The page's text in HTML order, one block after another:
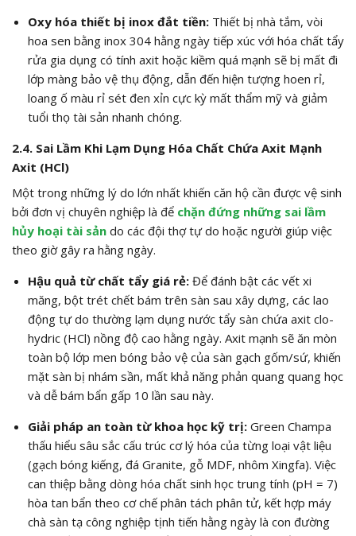
Oxy hóa thiết bị inox đắt tiền:Thiết bị nhà tắm, vòi
hoa sen bằng inox 304 hằng ngày tiếp xúc với hóa chất tẩy
rửa gia dụng có tính axit hoặc kiềm quá mạnh sẽ bị mất đi
lớp màng bảo vệ thụ động, dẫn đến hiện tượng hoen rỉ,
loang ố màu rỉ sét đen xỉn cực kỳ mất thẩm mỹ và giảm
tuổi thọ tài sản nhanh chóng.
2.4. Sai Lầm Khi Lạm Dụng Hóa Chất Chứa Axit Mạnh
Axit (HCl)
Một trong những lý do lớn nhất khiến căn hộ cần được vệ sinh
bởi đơn vị chuyên nghiệp là để chặn đứng những sai lầm
hủy hoại tài sản do các đội thợ tự do hoặc người giúp việc
theo giờ gây ra hằng ngày.
Hậu quả từ chất tẩy giá rẻ:Để đánh bật các vết xi
măng, bột trét chết bám trên sàn sau xây dựng, các lao
động tự do thường lạm dụng nước tẩy sàn chứa axit clo-
hydric (HCl) nồng độ cao hằng ngày. Axit mạnh sẽ ăn mòn
toàn bộ lớp men bóng bảo vệ của sàn gạch gốm/sứ, khiến
mặt sàn bị nhám sần, mất khả năng phản quang quang học
và dễ bám bẩn gấp 10 lần sau này.
Giải pháp an toàn từ khoa học kỹ trị:Green Champa
thấu hiểu sâu sắc cấu trúc cơ lý hóa của từng loại vật liệu
(gạch bóng kiếng, đá Granite, gỗ MDF, nhôm Xingfa). Việc
can thiệp bằng dòng hóa chất sinh học trung tính (pH = 7)
hòa tan bẩn theo cơ chế phân tách phân tử, kết hợp máy
chà sàn tạ công nghiệp tịnh tiến hằng ngày là con đường